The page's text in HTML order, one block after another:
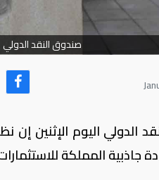
صندوق النقد الدولي
اليوم الإثنين إن
جاذبية المملكة